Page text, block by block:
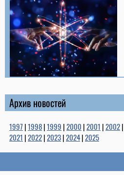
Архив новостей
1997|1998|1999 |2000 |2001 |2002|
2021 |2022|2023|2024|2025